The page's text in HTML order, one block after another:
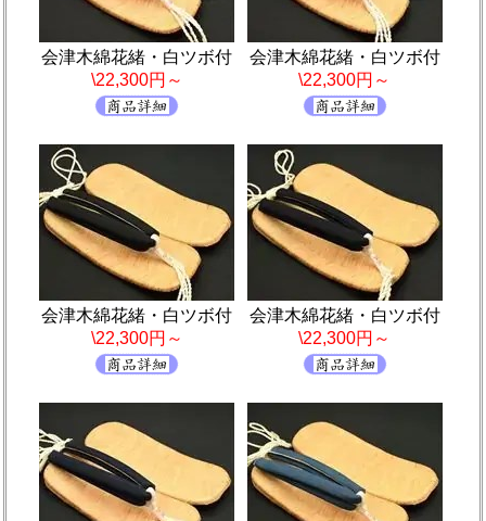
会津木綿花緒・白ツボ付
\22,300円～
会津木綿花緒・白ツボ付
\22,300円～
会津木綿花緒・白ツボ付
\22,300円～
会津木綿花緒・白ツボ付
\22,300円～